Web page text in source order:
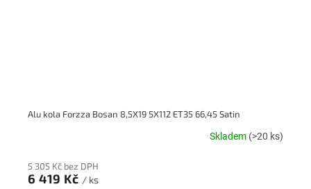
Alu kola Forzza Bosan 8,5X19 5X112 ET35 66,45 Satin
Skladem (>20 ks)
5 305 Kč bez DPH
6 419 Kč / ks